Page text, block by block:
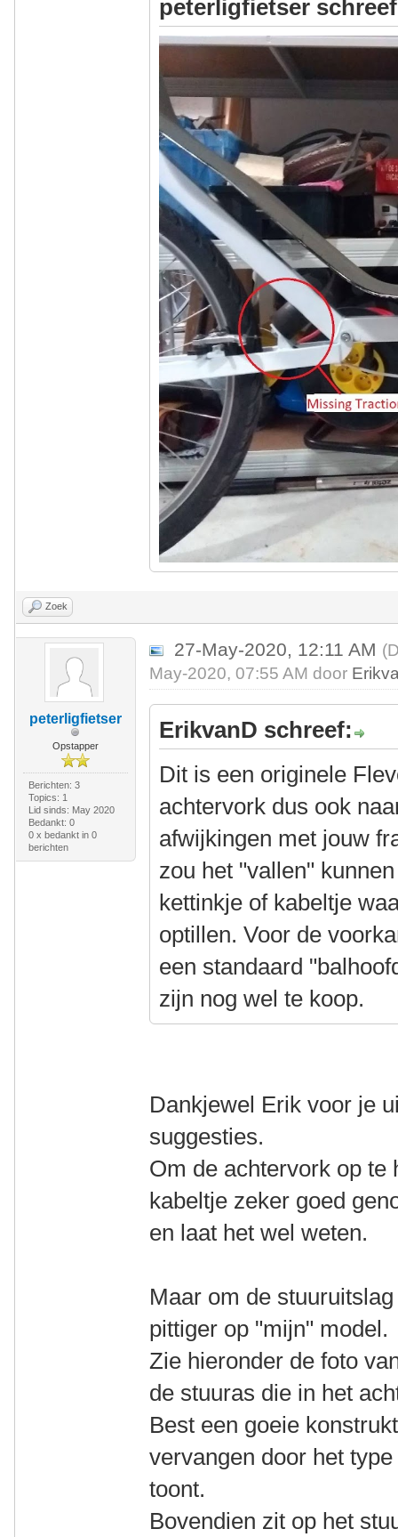
peterligfietser
Zoek
peterligfietser
Opstapper
Berichten: 3
Topics: 1
Lid sinds: May 2020
Bedankt: 0
0 x bedankt in 0
berichten
27-May-2020, 12:11 AM
May-2020, 07:55 AM door
ErikvanD schreef:
Dit is een originele
achtervork dus ook
afwijkingen met jouw
zou het "vallen"
kettinkje of kabeltje
optillen. Voor de
een standaard
zijn nog wel te koop.
Dankjewel Erik voor je
suggesties.
Om de achtervork op te
kabeltje zeker goed
en laat het wel weten.
Maar om de
pittiger op "mijn" model.
Zie hieronder de foto
de stuuras die in het
Best een goeie
vervangen door het
toont.
Bovendien zit op het